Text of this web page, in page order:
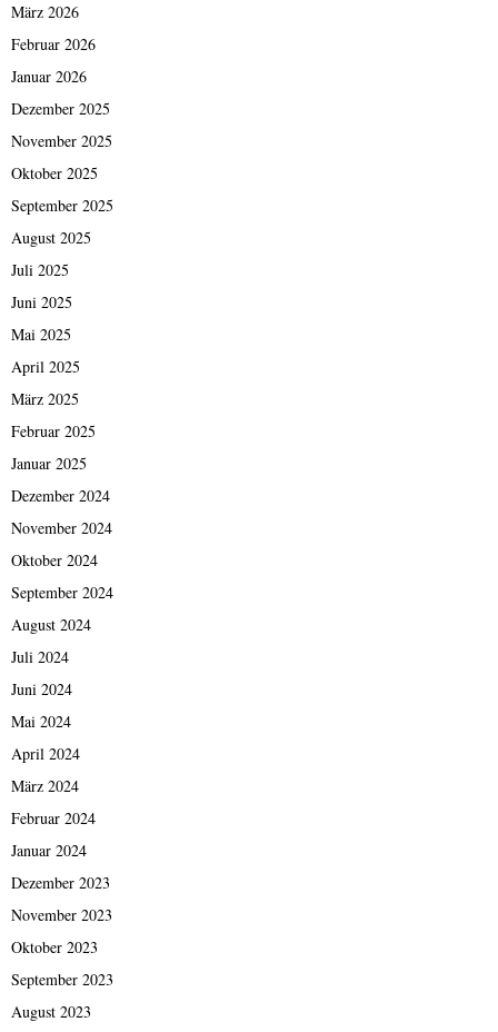
März 2026
Februar 2026
Januar 2026
Dezember 2025
November 2025
Oktober 2025
September 2025
August 2025
Juli 2025
Juni 2025
Mai 2025
April 2025
März 2025
Februar 2025
Januar 2025
Dezember 2024
November 2024
Oktober 2024
September 2024
August 2024
Juli 2024
Juni 2024
Mai 2024
April 2024
März 2024
Februar 2024
Januar 2024
Dezember 2023
November 2023
Oktober 2023
September 2023
August 2023